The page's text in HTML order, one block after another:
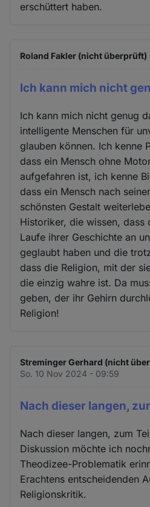
erschüttert haben.
Roland Fakler (nicht überprüft)
Ich kann mich nicht
Ich kann mich nicht genug
intelligente Menschen für
glauben können. Ich kenne
dass ein Mensch ohne
aufgefahren ist, ich kenne
dass ein Mensch nach
schönsten Gestalt
Historiker, die wissen, dass
Laufe ihrer Geschichte an
geglaubt haben und die
dass die Religion, mit der
die einzig wahre ist. Da
geben, der ihr Gehirn
Religion!
Streminger Gerhard (nicht
So. 10 Nov 2024 - 09:59
Nach dieser langen,
Nach dieser langen, zum
Diskussion möchte ich
Theodizee-Problematik
Erachtens entscheidenden
Religionskritik.
und